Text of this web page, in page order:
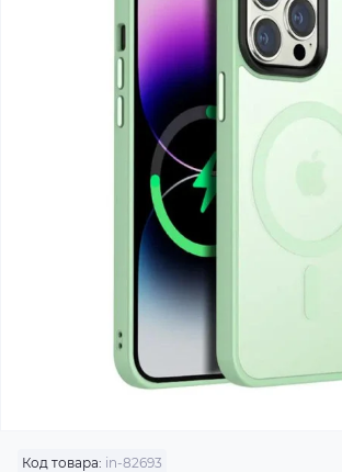
Код товара: in-82693